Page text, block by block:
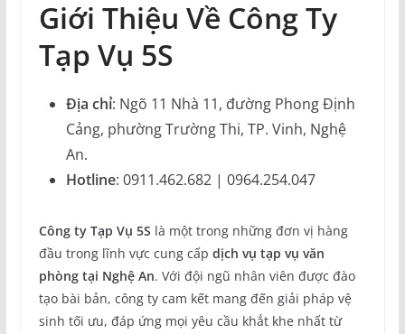
Giới Thiệu Về Công Ty
Tạp Vụ 5S
Địa chỉ: Ngõ 11 Nhà 11, đường Phong Định
Cảng, phường Trường Thi, TP. Vinh, Nghệ
An.
Hotline: 0911.462.682 | 0964.254.047
Công ty Tạp Vụ 5S là một trong những đơn vị hàng
đầu trong lĩnh vực cung cấp dịch vụ tạp vụ văn
phòng tại Nghệ An. Với đội ngũ nhân viên được đào
tạo bài bản, công ty cam kết mang đến giải pháp vệ
sinh tối ưu, đáp ứng mọi yêu cầu khắt khe nhất từ